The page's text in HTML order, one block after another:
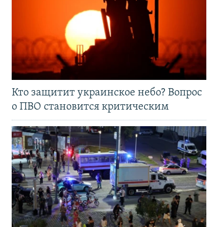
Кто защитит украинское небо? Вопрос
о ПВО становится критическим